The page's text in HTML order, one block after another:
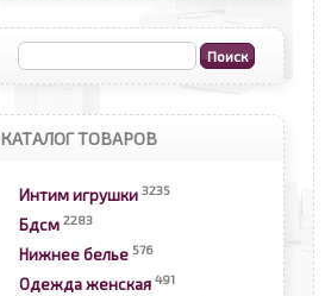
КАТАЛОГ ТОВАРОВ
Интим игрушки 3235
Бдсм 2283
Нижнее белье 576
Одежда женская 491